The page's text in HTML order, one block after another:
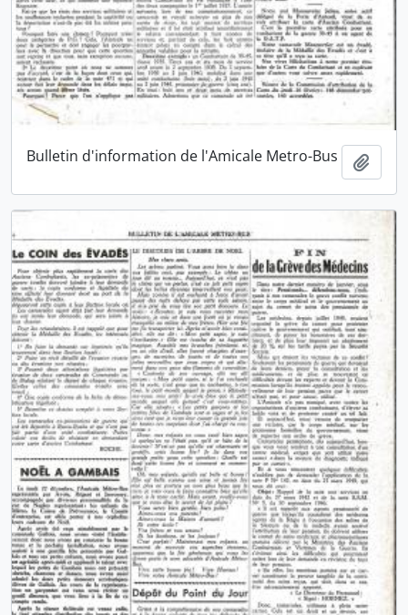
Bulletin d'information de l'Amicale Metro-Bus